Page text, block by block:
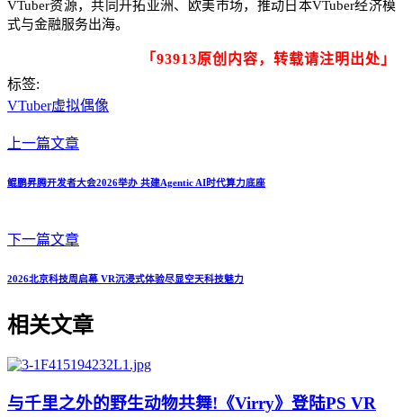
VTuber资源，共同开拓亚洲、欧美市场，推动日本VTuber经济模
式与金融服务出海。
「93913原创内容，转载请注明出处」
标签:
VTuber虚拟偶像
上一篇文章
鲲鹏昇腾开发者大会2026举办 共建Agentic AI时代算力底座
下一篇文章
2026北京科技周启幕 VR沉浸式体验尽显空天科技魅力
相关文章
与千里之外的野生动物共舞!《Virry》登陆PS VR